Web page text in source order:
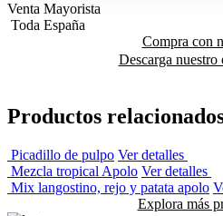
Venta Mayorista
Toda España
Compra con
Descarga nuestro
Productos
Picadillo de pulpo Ver detalles
Mezcla tropical Apolo Ver detalles
Mix langostino, rejo y patata apolo
Explora más